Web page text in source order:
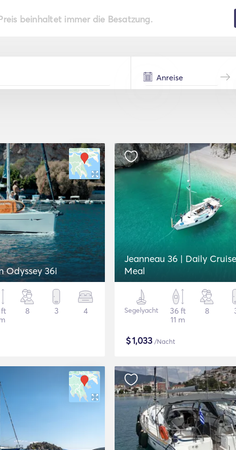
Preis beinhaltet immer die Besatzung.
Odyssey 36i
8 3 4
Jeanneau 36 | Daily
Meal
Segelyacht
36 ft
11 m
8
$1,033 /Nacht